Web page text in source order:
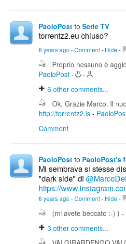
PaoloPost to Serie TV
torrentz2.eu chiuso?
6 years ago -Comment- Hide -
Proprio nessuno è
PaoloPost - -
6 other comments...
Ok. Grazie Marco. Il
http://torrentz2.is -
Comment
PaoloPost to PaoloPost's
Mi sembrava si stesse
"dark side" di
https://
6 years ago -Comment- Hide -
(mi avete beccato :-) ) -
3 other comments...